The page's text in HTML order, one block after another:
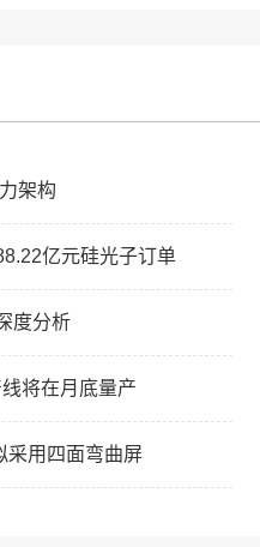
架构
亿元硅光子订单
度分析
将在月底量产
采用四面弯曲屏